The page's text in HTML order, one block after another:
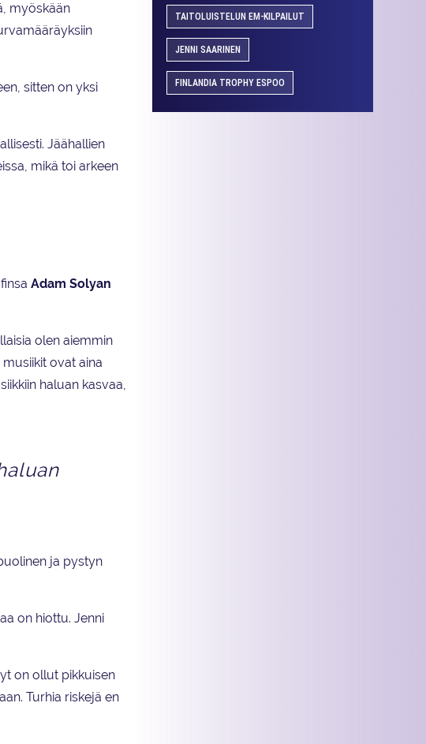
myöskään
sitten on yksi
Jäähallien
mikä toi arkeen
Adam Solyan
olen aiemmin
ovat aina
haluan kasvaa,
ja pystyn
on hiottu. Jenni
on ollut pikkuisen
Turhia riskejä en
TAITOLUISTELUN EM-KILPAILUT
JENNI SAARINEN
FINLANDIA TROPHY ESPOO